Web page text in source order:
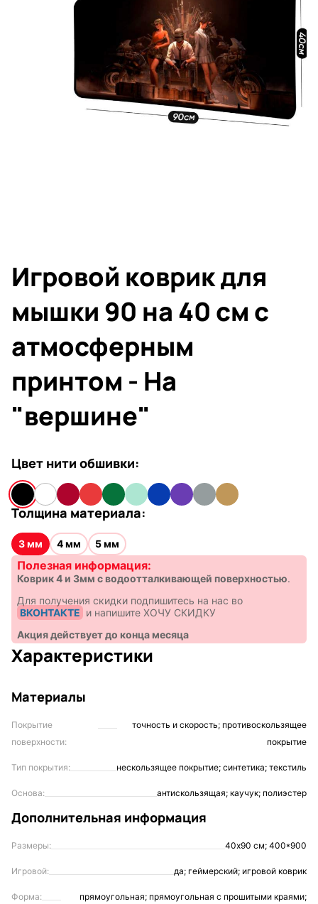
Игровой коврик для
мышки 90 на 40 см с
атмосферным
принтом - На
"вершине"
Цвет нити обшивки:
Толщина материала:
3 мм 4 мм 5 мм
Полезная информация:
Коврик 4 и 3мм с водоотталкивающей поверхностью.
Для получения скидки подпишитесь на нас во
ВКОНТАКТЕ и напишите ХОЧУ СКИДКУ
Акция действует до конца месяца
Характеристики
Материалы
Покрытие
поверхности:
точность и скорость; противоскользящее
покрытие
Тип покрытия: нескользящее покрытие; синтетика; текстиль
Основа: антискользящая; каучук; полиэстер
Дополнительная информация
Размеры: 40х90 см; 400*900
Игровой: да; геймерский; игровой коврик
Форма:
прямоугольная; прямоугольная с прошитыми краями;